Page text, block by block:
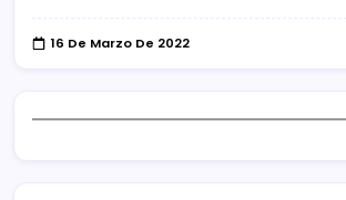
16 De Marzo De 2022